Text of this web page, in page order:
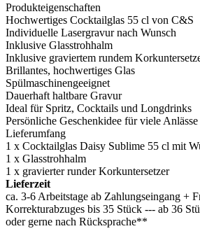
Produkteigenschaften
Hochwertiges Cocktailglas 55 cl von C&S
Individuelle Lasergravur nach Wunsch
Inklusive Glasstrohhalm
Inklusive graviertem rundem
Brillantes, hochwertiges Glas
Spülmaschinengeeignet
Dauerhaft haltbare Gravur
Ideal für Spritz, Cocktails und Longdrinks
Persönliche Geschenkidee für viele Anlässe
Lieferumfang
1 x Cocktailglas Daisy Sublime 55 cl mit
1 x Glasstrohhalm
1 x gravierter runder Korkuntersetzer
Lieferzeit
ca. 3-6 Arbeitstage ab Zahlungseingang +
Korrekturabzuges bis 35 Stück --- ab 36
oder gerne nach Rücksprache**